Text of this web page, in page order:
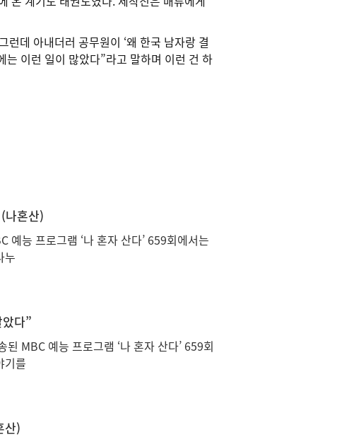
데 아내더러 공무원이 ‘왜 한국 남자랑 결
는 이런 일이 많았다”라고 말하며 이런 건 하
나혼산)
예능 프로그램 ‘나 혼자 산다’ 659회에서는
누
다”
MBC 예능 프로그램 ‘나 혼자 산다’ 659회
기를
산)